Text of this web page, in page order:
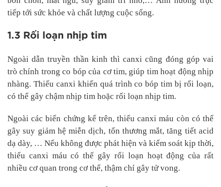
tiếp tới sức khỏe và chất lượng cuộc sống.
1.3 Rối loạn nhịp tim
Ngoài dẫn truyền thần kinh thì canxi cũng đóng góp vai
trò chính trong co bóp của cơ tim, giúp tim hoạt động nhịp
nhàng. Thiếu canxi khiến quá trình co bóp tim bị rối loạn,
có thể gây chậm nhịp tim hoặc rối loạn nhịp tim.
Ngoài các biến chứng kể trên, thiếu canxi máu còn có thể
gây suy giảm hệ miễn dịch, tổn thương mắt, tăng tiết acid
dạ dày, … Nếu không được phát hiện và kiểm soát kịp thời,
thiếu canxi máu có thể gây rối loạn hoạt động của rất
nhiều cơ quan trong cơ thể, thậm chí gây tử vong.